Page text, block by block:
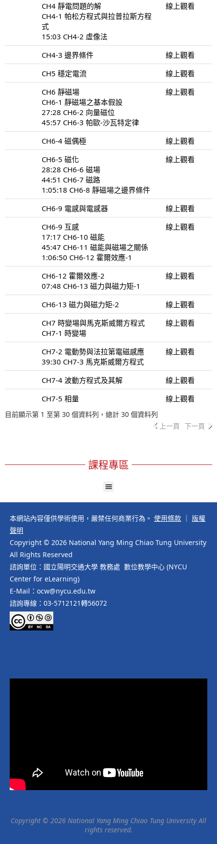
CH4 靜電問題的解
CH4-1 帕松方程式與拉普拉斯方程
式
15:03 CH4-2 虛像法
線上觀看
CH4-3 邊界條件
線上觀看
CH5 穩定電流
線上觀看
CH6 靜磁場
CH6-1 靜磁場之基本假設
27:28 CH6-2 向量磁位
45:57 CH6-3 帕歐-沙瓦特定律
線上觀看
CH6-4 磁偶極
線上觀看
CH6-5 磁化
28:28 CH6-6 磁場
44:51 CH6-7 磁路
1:05:18 CH6-8 靜磁場之邊界條件
線上觀看
CH6-9 電感與電感器
線上觀看
CH6-9 互感
17:17 CH6-10 磁能
45:47 CH6-11 磁能與磁場之關係
1:06:50 CH6-12 霍爾效應-1
線上觀看
CH6-12 霍爾效應-2
07:48 CH6-13 磁力與磁力矩-1
線上觀看
CH6-13 磁力與磁力矩-2
線上觀看
CH7 時變場與馬克斯威爾方程式
CH7-1 時變場
線上觀看
CH7-2 電動勢與法拉第電磁感應
39:30 CH7-3 馬克斯威爾方程式
線上觀看
CH7-4 波動方程式及其解
線上觀看
CH7-5 相量
線上觀看
目前顯示第 1 至第 30 個資料列，總計 30 個資料列
上一頁 下一頁
課程專區
本網站內容僅供學術使用，嚴禁任何商業行為。 使用條款
版權
聲明
Copyright © 2026 National Yang Ming Chiao Tung University
All Rights Reserved
諮詢單位：國立陽明交通大學 教務處 數位教學中心 (NYCU
Center for eLearning)
E-Mail：ocw@nycu.edu.tw
諮詢專線：03-5712121轉56072
Copyright © 2026 National Yang Ming Chiao Tung University All
rights reserved.